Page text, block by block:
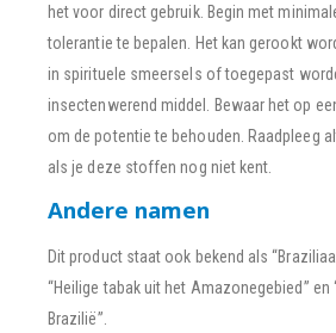
het voor direct gebruik. Begin met
tolerantie te bepalen. Het kan gerookt
in spirituele smeersels of toegepast
insectenwerend middel. Bewaar het op
om de potentie te behouden. Raadpleeg
als je deze stoffen nog niet kent.
Andere namen
Dit product staat ook bekend als
“Heilige tabak uit het Amazonegebied” en
Brazilië”.